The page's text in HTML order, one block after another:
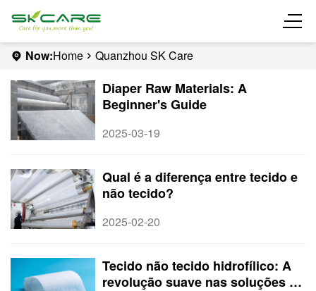
Now:Home Quanzhou SK Care
Diaper Raw Materials: A
Beginner's Guide
2025-03-19
Qual é a diferença entre tecido e
não tecido?
2025-02-20
Tecido não tecido hidrofílico: A
revolução suave nas soluções de